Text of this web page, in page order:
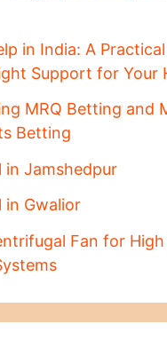
in India: A
Support for Your
MRQ Betting and
Betting
in Jamshedpur
in Gwalior
Fan for High